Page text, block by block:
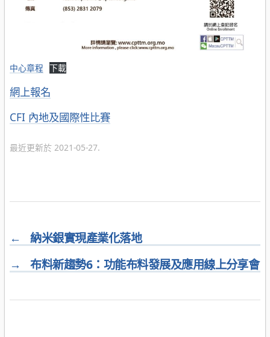
中心章程 下載
網上報名
分
CFI 內地及國際性比賽
最近更新於 2021-05-27.
←
納米銀實現產業化落地
→
布料新趨勢6：功能布料發展及應用線上分享會